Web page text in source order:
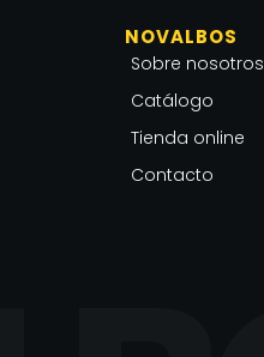
NOVALBOS
Sobre nosotros
Catálogo
Tienda online
Contacto